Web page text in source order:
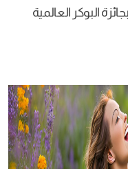
البوكر العالمية